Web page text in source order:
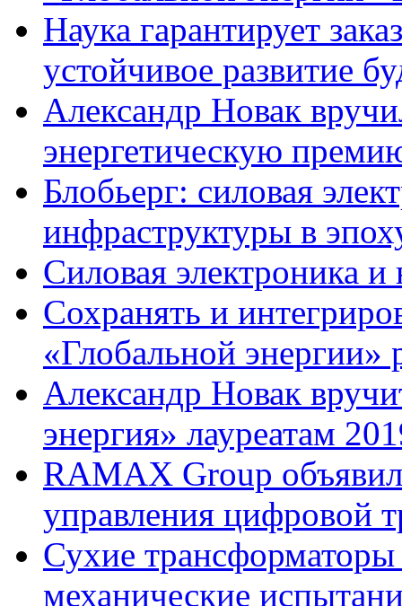
Наука гарантирует
устойчивое развитие
Александр Новак
энергетическую
Блобьерг: силовая
инфраструктуры в
Силовая электроника и
Сохранять и
«Глобальной энергии»
Александр Новак
энергия» лауреатам
RAMAX Group
управления цифровой
Сухие
механические